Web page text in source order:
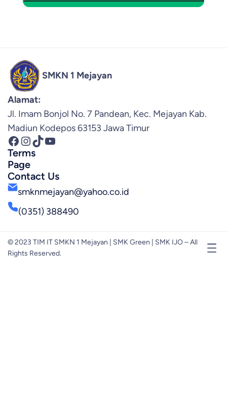
SMKN 1 Mejayan
Alamat:
Jl. Imam Bonjol No. 7 Pandean, Kec. Mejayan Kab.
Madiun Kodepos 63153 Jawa Timur
Facebook InstagramTikTok YouTube
Terms
Page
Contact Us
smknmejayan@yahoo.co.id
(0351) 388490
© 2023 TIM IT SMKN 1 Mejayan | SMK Green | SMK IJO – All
Rights Reserved.